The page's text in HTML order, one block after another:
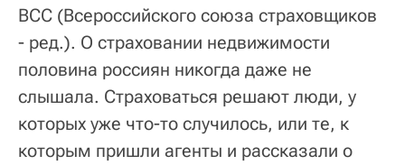
ВСС (Всероссийского союза страховщиков
- ред.). О страховании недвижимости
половина россиян никогда даже не
слышала. Страховаться решают люди, у
которых уже что-то случилось, или те, к
которым пришли агенты и рассказали о